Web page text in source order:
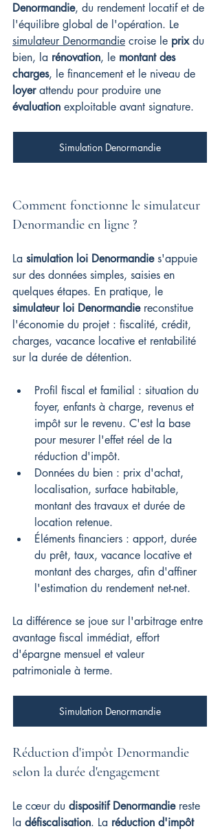
Denormandie, du rendement locatif et de
l'équilibre global de l'opération. Le
simulateur Denormandie croise le prix du
bien, la rénovation, le montant des
charges, le financement et le niveau de
loyer attendu pour produire une
évaluation exploitable avant signature.
Simulation Denormandie
Comment fonctionne le simulateur
Denormandie en ligne ?
La simulation loi Denormandie s'appuie
sur des données simples, saisies en
quelques étapes. En pratique, le
simulateur loi Denormandie reconstitue
l'économie du projet : fiscalité, crédit,
charges, vacance locative et rentabilité
sur la durée de détention.
Profil fiscal et familial : situation du
foyer, enfants à charge, revenus et
impôt sur le revenu. C'est la base
pour mesurer l'effet réel de la
réduction d'impôt.
Données du bien : prix d'achat,
localisation, surface habitable,
montant des travaux et durée de
location retenue.
Éléments financiers : apport, durée
du prêt, taux, vacance locative et
montant des charges, afin d'affiner
l'estimation du rendement net-net.
La différence se joue sur l'arbitrage entre
avantage fiscal immédiat, effort
d'épargne mensuel et valeur
patrimoniale à terme.
Simulation Denormandie
Réduction d'impôt Denormandie
selon la durée d'engagement
Le cœur du dispositif Denormandie reste
la défiscalisation. La réduction d'impôt